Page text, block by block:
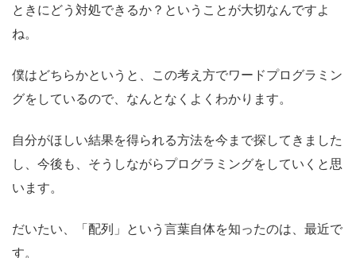
ときにどう対処できるか？ということが大切なんですよ
ね。
僕はどちらかというと、この考え方でワードプログラミン
グをしているので、なんとなくよくわかります。
自分がほしい結果を得られる方法を今まで探してきました
し、今後も、そうしながらプログラミングをしていくと思
います。
だいたい、「配列」という言葉自体を知ったのは、最近で
す。